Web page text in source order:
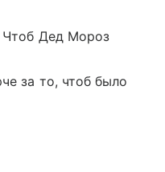
Чтоб Дед Мороз
за то, чтоб было